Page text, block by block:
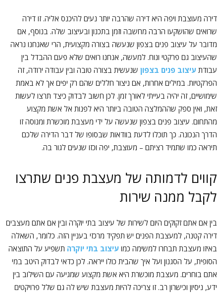
דירה מעוצבת ויפה היא דירה שהרבה יותר נעים להיכנס אליה. זו דירה
שרואים שהושקעו הרבה מחשבה וזמן בתכנון ובעיצוב שלה. בנוסף, אם
מדובר על עיצוב פנים בצפון שנעשה בצורה מקצועית, הרי שאנחנו נראה
שהעיצוב גם פרקטי ונוח. למעשה, אנחנו רואים שלא פעם ההבדל בין
עבודת עיצוב פנים בצפון שנעשית בצורה טובה ובין עבודה ירודה, זה
הפרקטיות. במילים אחרות, אם ניצור חללים שהם רק יפים אך לא באמת
שימושיים, זה יהיה בעייתי לאורך זמן. לכן חשוב לבדוק כיצד תרצו לעשות
זאת, ואין ספק שההמלצה הטובה ביותר היא לפנות אל אשת מקצוע
מהתחום. עיצוב פנים בצפון שנעשה על ידי מעצבת מוכשרת ומנוסה זו
הדרך הנכונה. כך תוכלו לדעת בוודאות שבסופו של דבר הדירה שלכם
תיראה כמו שתמיד רציתם – מעוצבת, יפה וכזו שנעים לגור בה.
קווים לדמותה של מעצבת פנים שתרצו
לקבל ממנה שירות
בין אם אתם זקוקים היום לשירות של עיצוב בתי יוקרה ובין אם אתם מעצבים
דירה קטנה, למעצבת הפנים יש תפקיד מרכזי בעניין הזה. כלומר, השאלה
באיזו מעצבת תבחרו למשימה כמו עיצוב בתי יוקרה תשפיע על התוצאה
הסופית, על הסגנון ועל איך שהבית כולו ייראה. לכן כדאי לבדוק היטב במי
אתם בוחרים. מעצבת מוכשרת היא אשת מקצוע שמגיעה עם השילוב בין
ידע, ניסיון וכישרון רב. זו צריכה להיות מעצבת שיש לה גם שלל פרויקטים